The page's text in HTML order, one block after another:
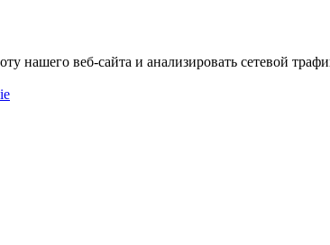
нашего веб-сайта и анализировать сетевой